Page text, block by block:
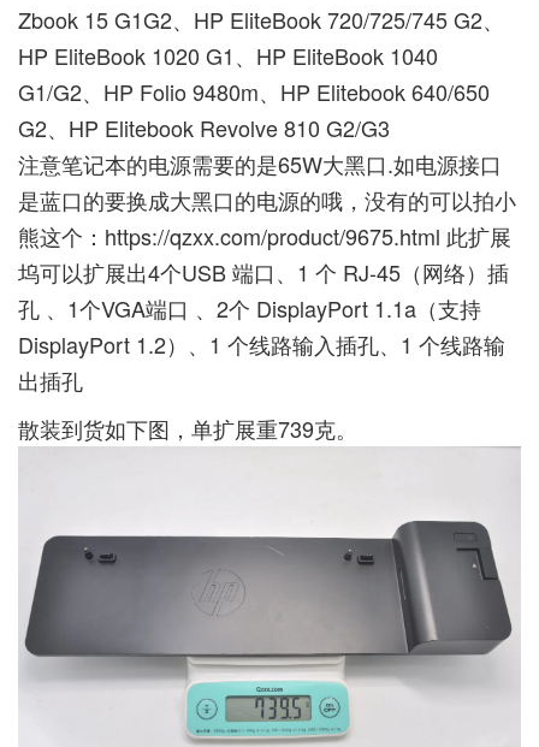
Zbook 15 G1G2、HP EliteBook 720/725/745 G2、
HP EliteBook 1020 G1、HP EliteBook 1040
G1/G2、HP Folio 9480m、HP Elitebook 640/650
G2、HP Elitebook Revolve 810 G2/G3
注意笔记本的电源需要的是65W大黑口.如电源接口
是蓝口的要换成大黑口的电源的哦，没有的可以拍小
熊这个： https://qzxx.com/product/9675.html 此扩展
坞可以扩展出4个USB 端口、1 个 RJ-45（网络）插
孔 、1个VGA端口 、2个 DisplayPort 1.1a（支持
DisplayPort 1.2）、1 个线路输入插孔、1 个线路输
出插孔
散装到货如下图，单扩展重739克。